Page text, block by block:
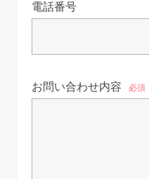
電話番号
お問い合わせ内容 必須